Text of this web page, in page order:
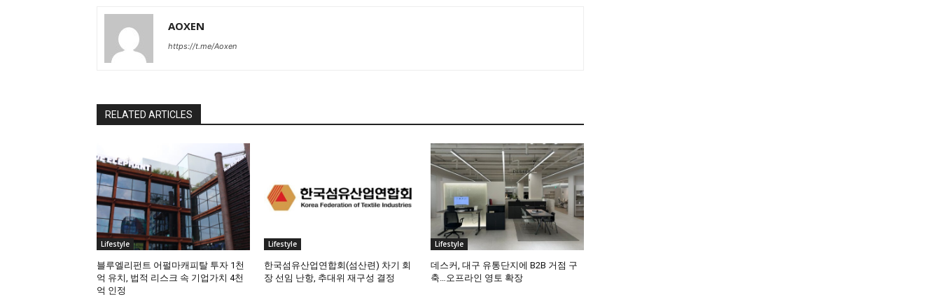
AOXEN
https://t.me/Aoxen
RELATED ARTICLES
Lifestyle
블루엘리펀트 어펄마캐피탈 투자 1천
억 유치, 법적 리스크 속 기업가치 4천
억 인정
Lifestyle
한국섬유산업연합회(섬산련) 차기 회
장 선임 난항, 추대위 재구성 결정
Lifestyle
데스커, 대구 유통단지에 B2B 거점 구
축…오프라인 영토 확장